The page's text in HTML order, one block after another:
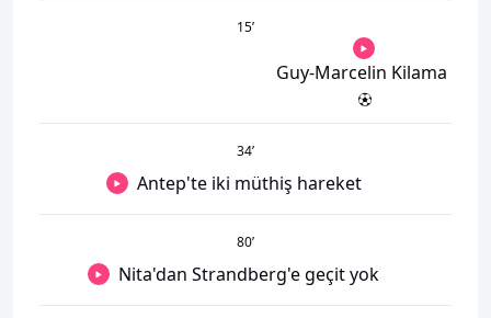
15’
Guy-Marcelin Kilama
34’
Antep'te iki müthiş hareket
80’
Nita'dan Strandberg'e geçit yok